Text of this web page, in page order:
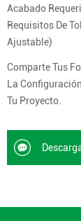
Acabado
Requisitos De
Ajustable)
Comparte Tus
La
Tu Proyecto.